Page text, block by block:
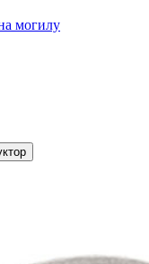
могилу